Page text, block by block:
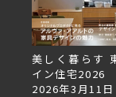
美しく暮らす
イン住宅2026
2026年3月11日